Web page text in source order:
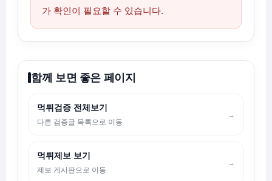
가 확인이 필요할 수 있습니다.
함께 보면 좋은 페이지
먹튀검증 전체보기
다른 검증글 목록으로 이동
→
먹튀제보 보기
제보 게시판으로 이동
→